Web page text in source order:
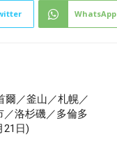
WhatsApp
爾／釜山／札幌／
／洛杉磯／多倫多
21日)